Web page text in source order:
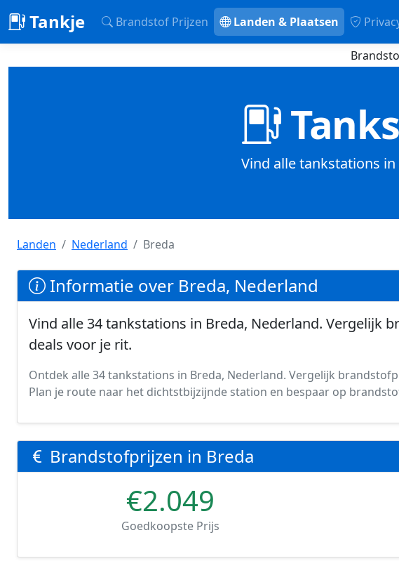
Tankje Brandstof Prijzen Landen & Plaatsen
Vind alle tankstations
Landen Nederland Breda
Informatie over Breda, Nederland
Vind alle 34 tankstations in Breda, Nederland. Vergelijk
deals voor je rit.
Ontdek alle 34 tankstations in Breda, Nederland. Vergelijk
Plan je route naar het dichtstbijzijnde station en bespaar op
Brandstofprijzen in Breda
€2.049
Goedkoopste Prijs